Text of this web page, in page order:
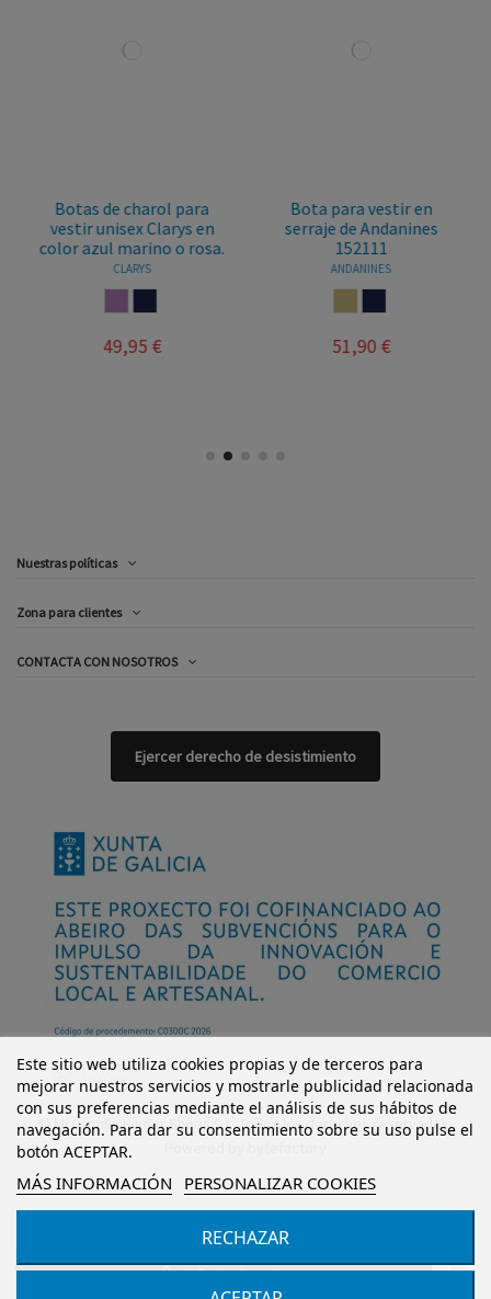
Añadir al carrito
Botas de charol para
vestir unisex Clarys en
color azul marino o rosa.
CLARYS
49,95 €
Bota para vestir en
serraje de Andanines
152111
ANDANINES
51,90 €
Nuestras políticas
Zona para clientes
CONTACTA CON NOSOTROS
Este sitio web utiliza cookies propias y de terceros para
mejorar nuestros servicios y mostrarle publicidad relacionada
con sus preferencias mediante el análisis de sus hábitos de
navegación. Para dar su consentimiento sobre su uso pulse el
botón ACEPTAR.
MÁS INFORMACIÓN PERSONALIZAR COOKIES
RECHAZAR
Ejercer derecho de desistimiento
© Mi Castillo Kinder Shoes S.L. Todos los derechos reservados.